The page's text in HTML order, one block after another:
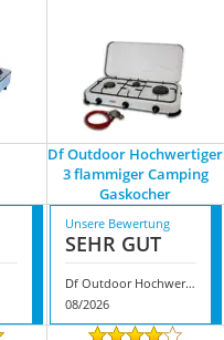
Df Outdoor Hochwertiger
3 flammiger Camping
Gaskocher
Unsere Bewertung
SEHR GUT
Df Outdoor Hochwertiger 3 flammiger Camping Gaskocher
08/2026